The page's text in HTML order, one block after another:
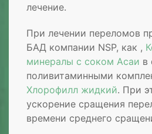
лечение.
При лечении переломов
БАД компании NSP, как ,
минералы с соком Асаи в
поливитаминными
Хлорофилл жидкий. При
ускорение сращения
времени среднего